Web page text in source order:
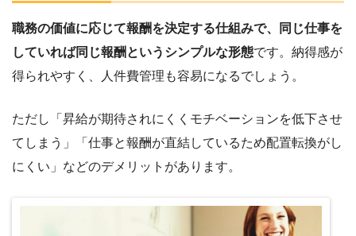
職務の価値に応じて報酬を決定する仕組みで、同じ仕事を
していれば同じ報酬というシンプルな形態です。納得感が
得られやすく、人件費管理も容易になるでしょう。
ただし「昇給が期待されにくくモチベーションを低下させ
てしまう」「仕事と報酬が直結しているため配置転換がし
にくい」などのデメリットがあります。